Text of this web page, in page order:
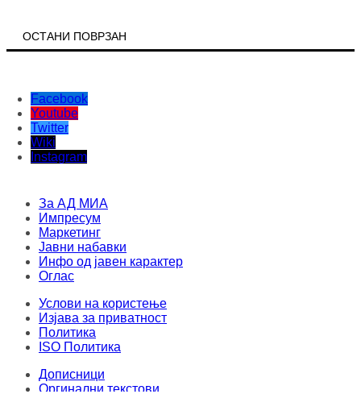
ОСТАНИ ПОВРЗАН
Facebook
Youtube
Twitter
Wiki
Instagram
За АД МИА
Импресум
Маркетинг
Јавни набавки
Инфо од јавен карактер
Оглас
Услови на користење
Изјава за приватност
Политика
ISO Политика
Дописници
Оргинални текстови